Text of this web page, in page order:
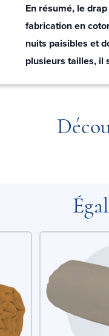
En résumé, le
fabrication en
nuits paisibles et
plusieurs tailles, il